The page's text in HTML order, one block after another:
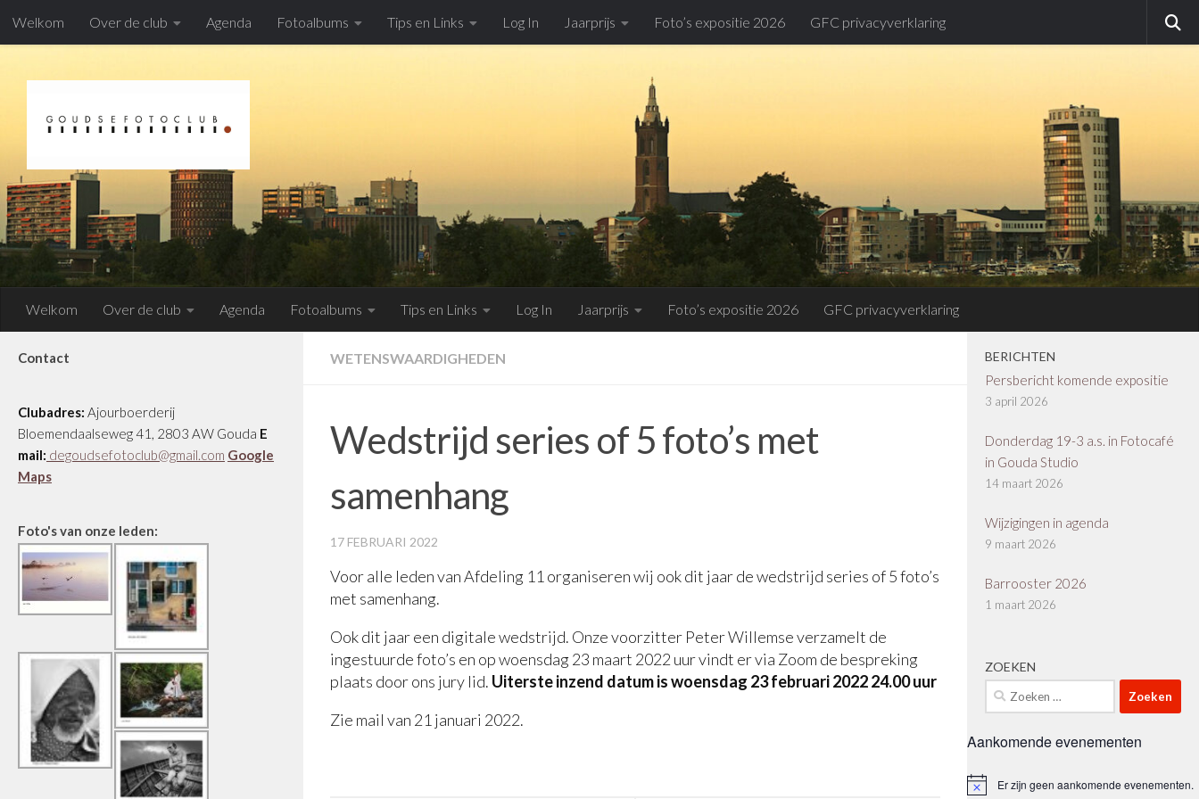
Doorgaan naar inhoud
Welkom Over de club Agenda Fotoalbums Tips en Links Log In Jaarprijs Foto’s expositie 2026 GFC privacyverklaring
Welkom Over de club Agenda Fotoalbums Tips en Links Log In Jaarprijs Foto’s expositie 2026 GFC privacyverklaring
WETENSWAARDIGHEDEN
Wedstrijd series of 5 foto’s met
samenhang
17 FEBRUARI 2022
Voor alle leden van Afdeling 11 organiseren wij ook dit jaar de wedstrijd series of 5 foto’s
met samenhang.
Ook dit jaar een digitale wedstrijd. Onze voorzitter Peter Willemse verzamelt de
ingestuurde foto’s en op woensdag 23 maart 2022 uur vindt er via Zoom de bespreking
plaats door ons jury lid. Uiterste inzend datum is woensdag 23 februari 2022 24.00 uur
Zie mail van 21 januari 2022.
Contact
Clubadres: Ajourboerderij
Bloemendaalseweg 41, 2803 AW Gouda E
mail: degoudsefotoclub@gmail.com Google
Maps
Foto's van onze leden:
BERICHTEN
Persbericht komende expositie
3 april 2026
Donderdag 19-3 a.s. in Fotocafé
in Gouda Studio
14 maart 2026
Wijzigingen in agenda
9 maart 2026
Barrooster 2026
1 maart 2026
ZOEKEN
Zoeken
naar:
Aankomende evenementen
BerichtEr zijn geen aankomende evenementen.